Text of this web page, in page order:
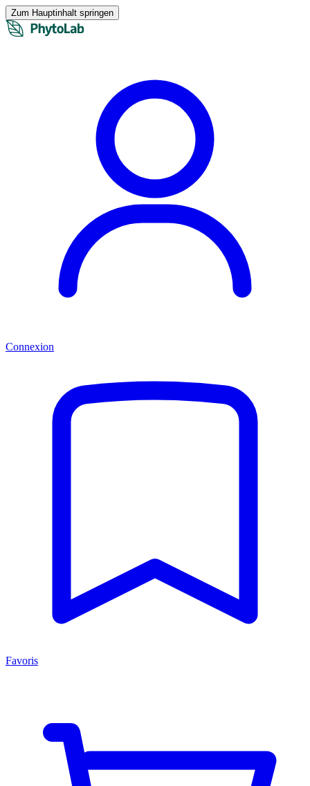
Zum Hauptinhalt springen
Connexion
Favoris